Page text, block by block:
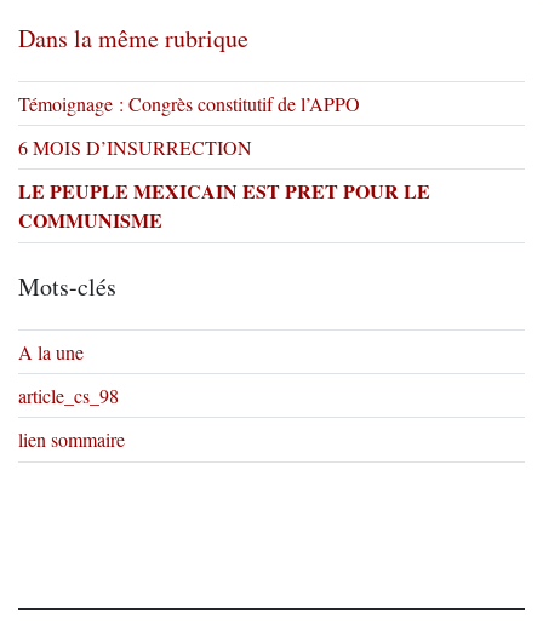
Dans la même rubrique
Témoignage : Congrès constitutif de l’APPO
6 MOIS D’INSURRECTION
LE PEUPLE MEXICAIN EST PRET POUR LE
COMMUNISME
Mots-clés
A la une
article_cs_98
lien sommaire